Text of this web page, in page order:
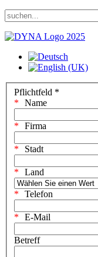
Pflichtfeld *
Name
Firma
Stadt
Land
Telefon
E-Mail
Betreff